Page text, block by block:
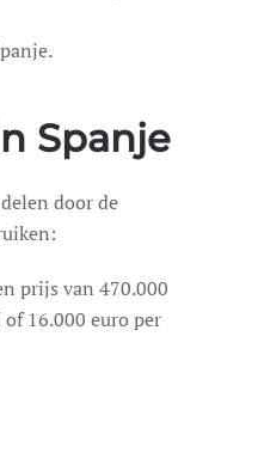
Spanje
door de
prijs van 470.000
16.000 euro per